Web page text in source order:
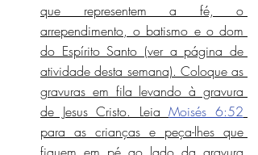
que representem a fé, o
arrependimento, o batismo e o dom
do Espírito Santo (ver a página de
atividade desta semana). Coloque as
gravuras em fila levando à gravura
de Jesus Cristo. Leia Moisés 6:52
para as crianças e peça-lhes que